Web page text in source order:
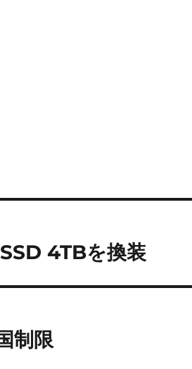
4TBを換装
制限